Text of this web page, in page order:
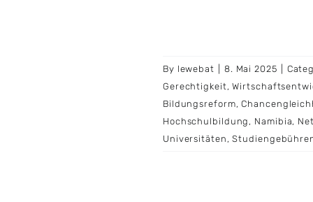
By lewebat 8. Mai 2025
Gerechtigkeit,
Bildungsreform,
Hochschulbildung , Namibia,
Universitäten ,